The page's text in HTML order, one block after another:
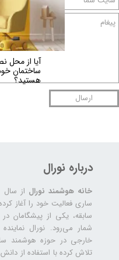
ارسال
آیا از محل
ساختمان
هستید؟
درباره نورال
خانه هوشمند نورال
سابقه، یکی از پیشگامان
شمار می‌رود. نورال
خارجی در حوزه هوشمند
تلاش کرده با استفاده از